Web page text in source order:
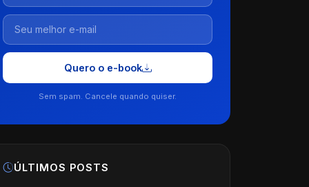
Quero o e-book
Sem spam. Cancele quando quiser.
ÚLTIMOS POSTS